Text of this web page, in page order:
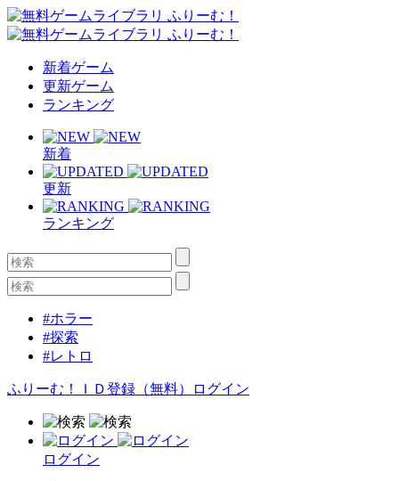
新着ゲーム
更新ゲーム
ランキング
新着
更新
ランキング
#ホラー
#探索
#レトロ
ふりーむ！ＩＤ登録（無料） ログイン
ログイン